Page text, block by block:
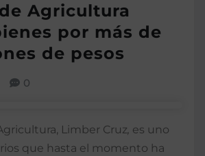
Agricultura
por más de
de pesos
0
Limber Cruz, es uno
que hasta el momento ha